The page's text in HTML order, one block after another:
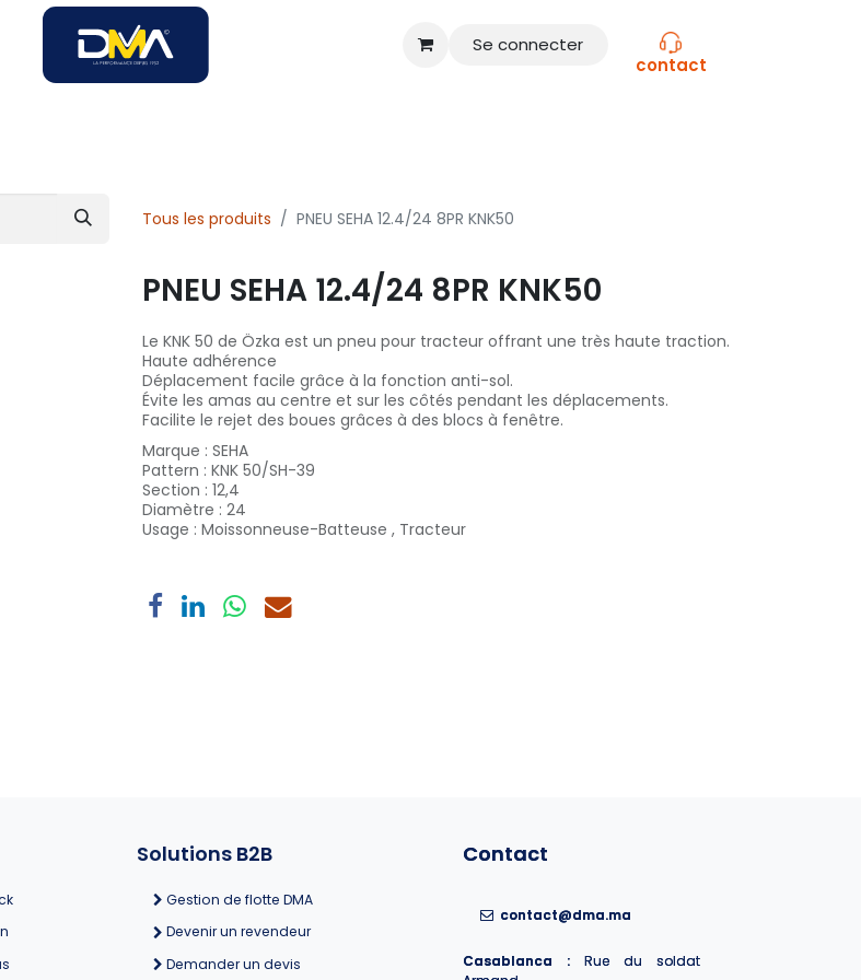
Se connecter
contact
Tous les produits PNEU SEHA 12.4/24 8PR KNK50
PNEU SEHA 12.4/24 8PR KNK50
Le KNK 50 de Özka est un pneu pour tracteur offrant une très haute traction.
Haute adhérence
Déplacement facile grâce à la fonction anti-sol.
Évite les amas au centre et sur les côtés pendant les déplacements.
Facilite le rejet des boues grâces à des blocs à fenêtre.
Marque : SEHA
Pattern : KNK 50/SH-39
Section : 12,4
Diamètre : 24
Usage : Moissonneuse-Batteuse , Tracteur
Solutions B2B
Gestion de flotte DMA
Devenir un revendeur
Demander un devis
Contact
contact@dma.ma
Casablanca :
Rue du soldat
Contact
contact@dma.ma
Casablanca :
Rue du soldat